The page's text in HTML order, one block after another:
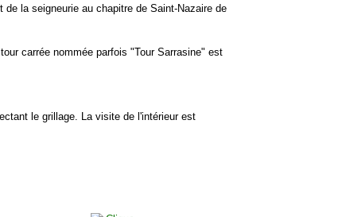
la seigneurie au chapitre de Saint-Nazaire de
carrée nommée parfois "Tour Sarrasine" est
le grillage. La visite de l'intérieur est